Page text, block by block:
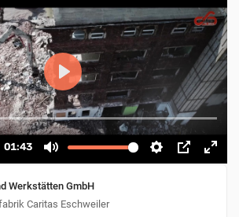
Werkstätten GmbH
Caritas Eschweiler